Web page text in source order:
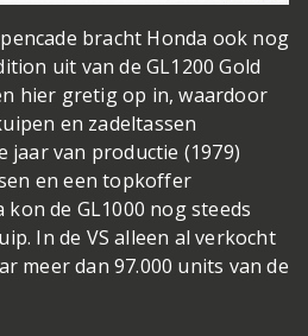
bracht Honda ook nog
uit van de GL1200 Gold
hier gretig op in, waardoor
en zadeltassen
van productie (1979)
en een topkoffer
de GL1000 nog steeds
In de VS alleen al verkocht
meer dan 97.000 units van de